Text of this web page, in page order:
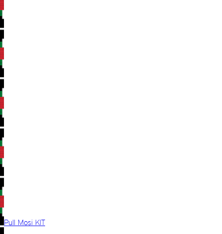
Pull Mosi KIT